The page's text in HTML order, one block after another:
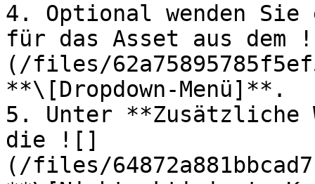
4. Optional wenden
für das Asset aus dem
(/files/
**\[Dropdown-Menü]**.
5. Unter **Zusätzliche
die ![]
(/files/